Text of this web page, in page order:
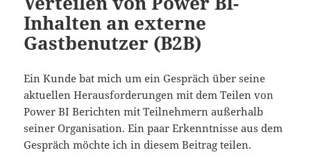
Inhalten an externe
Gastbenutzer (B2B)
Ein Kunde bat mich um ein Gespräch über seine
aktuellen Herausforderungen mit dem Teilen von
Power BI Berichten mit Teilnehmern außerhalb
seiner Organisation. Ein paar Erkenntnisse aus dem
Gespräch möchte ich in diesem Beitrag teilen.